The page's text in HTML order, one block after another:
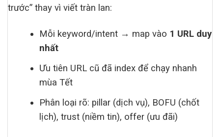
trước” thay vì viết tràn lan:
Mỗi keyword/intent → map vào 1 URL duy
nhất
Ưu tiên URL cũ đã index để chạy nhanh
mùa Tết
Phân loại rõ: pillar (dịch vụ), BOFU (chốt
lịch), trust (niềm tin), offer (ưu đãi)